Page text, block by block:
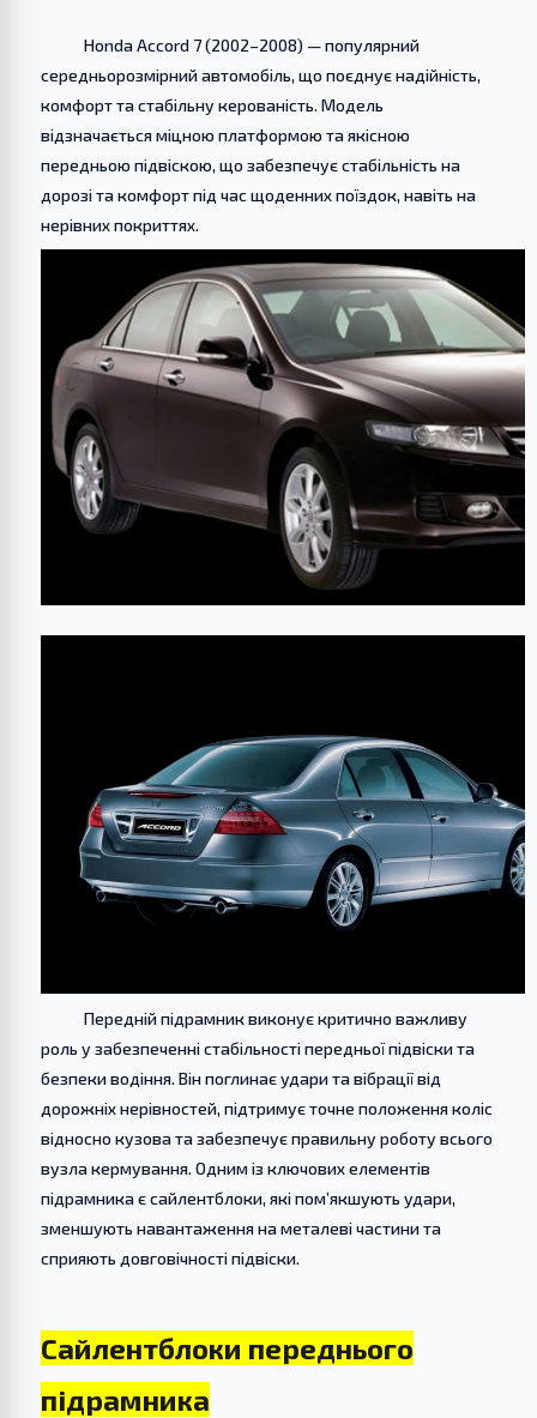
Honda Accord 7 (2002–2008) — популярний
середньорозмірний автомобіль, що поєднує надійність,
комфорт та стабільну керованість. Модель
відзначається міцною платформою та якісною
передньою підвіскою, що забезпечує стабільність на
дорозі та комфорт під час щоденних поїздок, навіть на
нерівних покриттях.
Передній підрамник виконує критично важливу
роль у забезпеченні стабільності передньої підвіски та
безпеки водіння. Він поглинає удари та вібрації від
дорожніх нерівностей, підтримує точне положення коліс
відносно кузова та забезпечує правильну роботу всього
вузла кермування. Одним із ключових елементів
підрамника є сайлентблоки, які пом’якшують удари,
зменшують навантаження на металеві частини та
сприяють довговічності підвіски.
Сайлентблоки переднього
підрамника